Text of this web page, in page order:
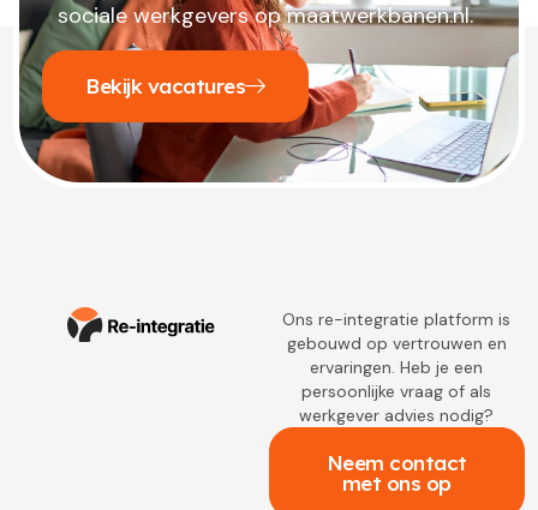
sociale werkgevers op maatwerkbanen.nl.
Bekijk vacatures
Ons re-integratie platform is
gebouwd op vertrouwen en
ervaringen. Heb je een
persoonlijke vraag of als
werkgever advies nodig?
Neem contact
met ons op